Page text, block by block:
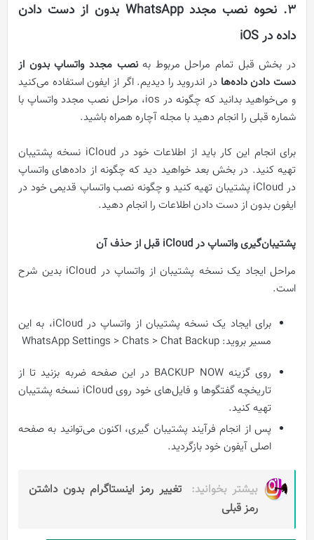
۳. نحوه نصب مجدد WhatsApp بدون از دست دادن
داده در iOS
در بخش قبل تمام مراحل مربوط بهنصب مجدد واتساپ بدون از
دست دادن داده‌ها در اندروید را دیدیم. اگر از ایفون استفاده می‌کنید
و می‌خواهید بدانید که چگونه در ios‌، مراحل نصب مجدد واتساپ با
شماره قبلی را انجام دهید با مجله آچاره همراه باشید.
برای انجام این کار باید از اطلاعات خود در iCloud نسخه پشتیبان
تهیه کنید. در بخش بعد خواهید دید که چگونه از داده‌های واتساپ
در iCloud پشتیبان تهیه کنید و چگونه نصب واتساپ قدیمی خود در
ایفون بدون از دست دادن اطلاعات را انجام دهید.
پشتیبان‌گیری واتساپ در iCloud قبل از حذف آن
مراحل ایجاد یک نسخه پشتیبان از واتساپ در iCloud بدین شرح
است.
برای ایجاد یک نسخه پشتیبان از واتساپ در iCloud، به این
مسیر بروید: WhatsApp Settings > Chats > Chat Backup
روی گزینه BACKUP NOW در این صفحه ضربه بزنید تا از
تاریخچه گفتگوها و فایل‌های خود روی iCloud نسخه پشتیبان
تهیه کنید.
پس از انجام فرآیند پشتیبان گیری، اکنون می‌توانید به صفحه
اصلی آیفون خود بازگردید.
بیشتر بخوانید:
تغییر رمز اینستاگرام بدون داشتن
رمز قبلی